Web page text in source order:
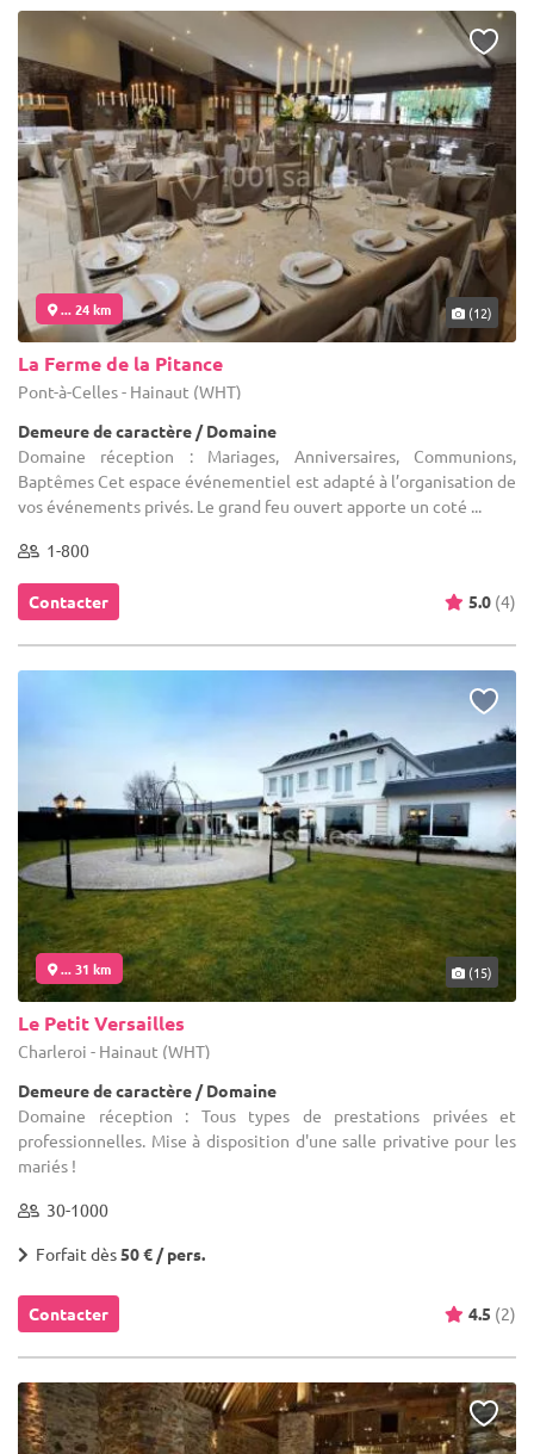
... 24 km (12)
La Ferme de la Pitance
Pont-à-Celles - Hainaut (WHT)
Demeure de caractère / Domaine
Domaine réception : Mariages, Anniversaires, Communions,
Baptêmes Cet espace événementiel est adapté à l’organisation de
vos événements privés. Le grand feu ouvert apporte un coté ...
1-800
Contacter 5.0 (4)
... 31 km (15)
Le Petit Versailles
Charleroi - Hainaut (WHT)
Demeure de caractère / Domaine
Domaine réception : Tous types de prestations privées et
professionnelles. Mise à disposition d'une salle privative pour les
mariés !
30-1000
Forfait dès50 € / pers.
Contacter 4.5 (2)